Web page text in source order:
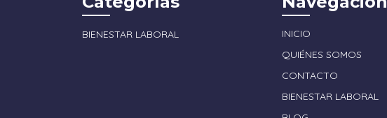
BIENESTAR LABORAL
INICIO
QUIÉNES SOMOS
CONTACTO
BIENESTAR LABORAL